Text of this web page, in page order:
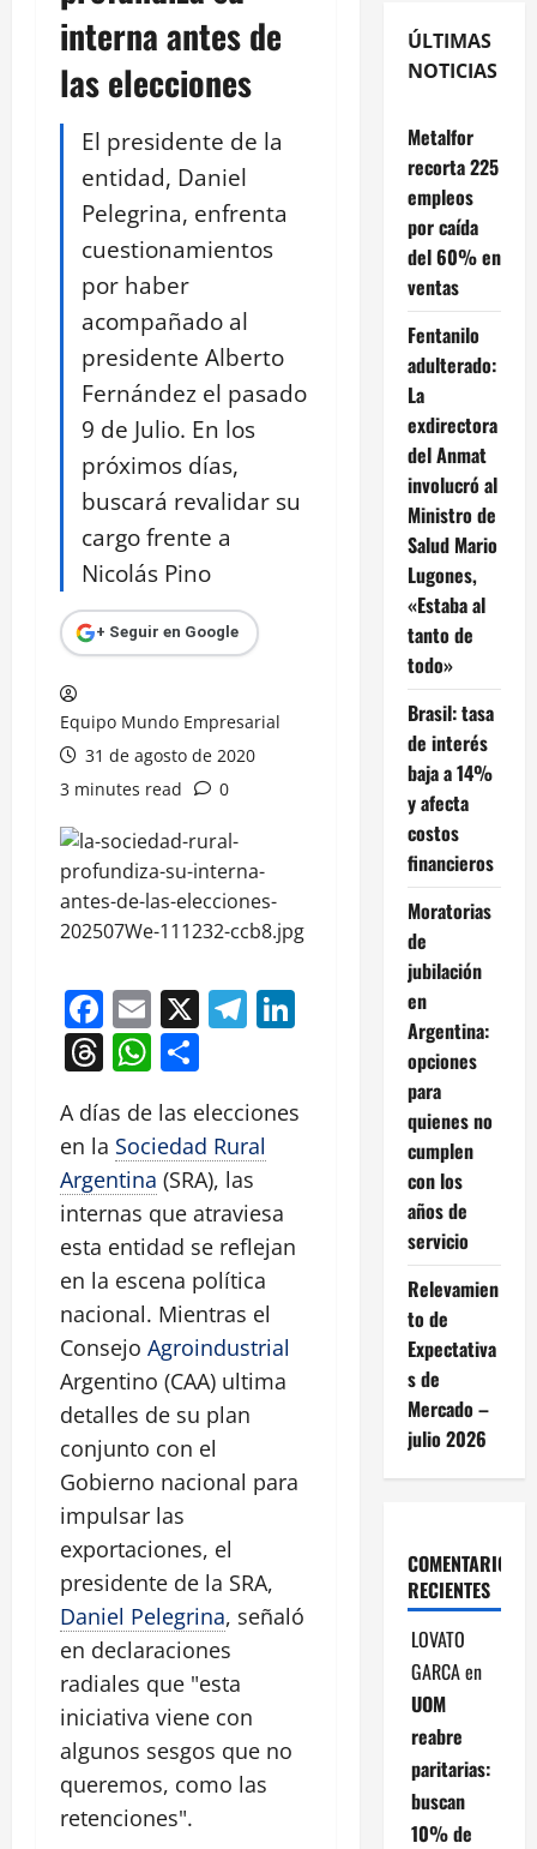
interna antes de
las elecciones
El presidente de la
entidad, Daniel
Pelegrina, enfrenta
cuestionamientos
por haber
acompañado al
presidente Alberto
Fernández el pasado
9 de Julio. En los
próximos días,
buscará revalidar su
cargo frente a
Nicolás Pino
+ Seguir en Google
Equipo Mundo Empresarial
31 de agosto de 2020
3 minutes read
0
Facebook
Email
X Telegram
LinkedIn
Threads
WhatsApp
A días de las elecciones
en la Sociedad Rural
Argentina (SRA), las
internas que atraviesa
esta entidad se reflejan
en la escena política
nacional. Mientras el
Consejo Agroindustrial
Argentino (CAA) ultima
detalles de su plan
conjunto con el
Gobierno nacional para
impulsar las
exportaciones, el
presidente de la SRA,
Daniel Pelegrina, señaló
en declaraciones
radiales que "esta
iniciativa viene con
algunos sesgos que no
queremos, como las
retenciones".
ÚLTIMAS
NOTICIAS
Metalfor
recorta 225
empleos
por caída
del 60% en
ventas
Fentanilo
adulterado:
La
exdirectora
del Anmat
involucró al
Ministro de
Salud Mario
Lugones,
«Estaba al
tanto de
todo»
Brasil: tasa
de interés
baja a 14%
y afecta
costos
financieros
Moratorias
de
jubilación
en
Argentina:
opciones
para
quienes no
cumplen
con los
años de
servicio
Relevamien
to de
Expectativa
s de
Mercado –
julio 2026
COMENTARIOS
RECIENTES
LOVATO
GARCAen
UOM
reabre
paritarias:
buscan
10% de